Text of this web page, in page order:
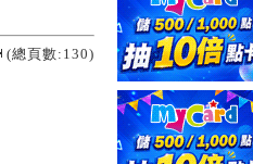
(總頁數:130)